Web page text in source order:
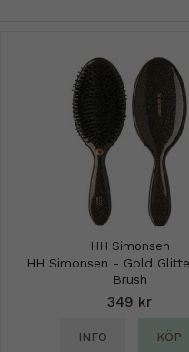
HH Simonsen
HH Simonsen - Gold
Brush
349 kr
INFO KÖP